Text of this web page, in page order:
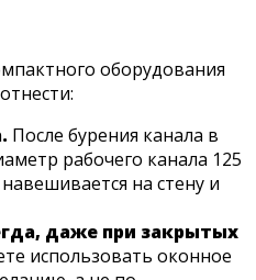
оборудования
После бурения канала в
рабочего канала 125
на стену и
даже при закрытых
использовать оконное